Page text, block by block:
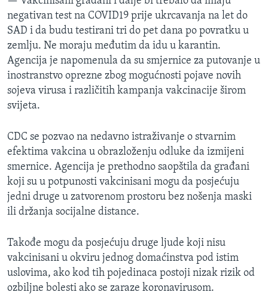
negativan test na COVID19 prije ukrcavanja na let do
SAD i da budu testirani tri do pet dana po povratku u
zemlju. Ne moraju međutim da idu u karantin.
Agencija je napomenula da su smjernice za putovanje u
inostranstvo oprezne zbog mogućnosti pojave novih
sojeva virusa i različitih kampanja vakcinacije širom
svijeta.
CDC se pozvao na nedavno istraživanje o stvarnim
efektima vakcina u obrazloženju odluke da izmijeni
smernice. Agencija je prethodno saopštila da građani
koji su u potpunosti vakcinisani mogu da posjećuju
jedni druge u zatvorenom prostoru bez nošenja maski
ili držanja socijalne distance.
Takođe mogu da posjećuju druge ljude koji nisu
vakcinisani u okviru jednog domaćinstva pod istim
uslovima, ako kod tih pojedinaca postoji nizak rizik od
ozbiljne bolesti ako se zaraze koronavirusom.